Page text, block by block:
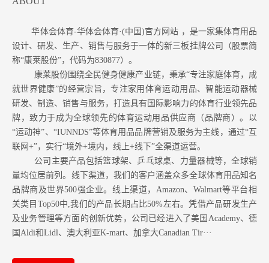
华体会体育-华体会体育·(中国)官方网站 ，是一家集体育用品
设计、研发、生产、销售与服务于一体的新三板挂牌公司（股票简
称“康莱股份”，代码为830877）。
康莱股份围绕全民健身健康产业链，秉承“专注家庭体育，成
就世界健康”的经营宗旨，专注家用体育运动用品、智能运动器械
研发、制造、销售与服务，打造具有国际影响力的体育行业领先品
牌，致力于成为全球领先的体育运动用品供应商（品牌商）。以
“运动神”、“IUNNDS”等体育用品品牌营销及服务为主线，通过“互
联网+”，实行“境外+境内，线上+线下”全渠道运营。
公司主要产品包括篮球架、乒乓球桌、力量器械等，全球销
量均位居前列。 线下渠道，我们的客户涵盖众多全球体育用品知名
品牌商及世界500强企业。 线上渠道，Amazon、Walmart等平台相
关类目Top50中,我们的产品长期占比50%左右。凭借产品研发生产
及业务管理等方面的创新优势，公司已经进入了美国Academy、德
国Aldi和Lidl、澳大利亚K-mart、加拿大Canadian Tir···